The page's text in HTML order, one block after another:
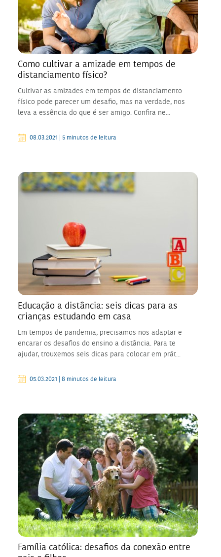
Como cultivar a amizade em tempos de
distanciamento físico?
Cultivar as amizades em tempos de distanciamento
físico pode parecer um desafio, mas na verdade, nos
leva a essência do que é ser amigo. Confira ne...
08.03.2021 | 5 minutos de leitura
Educação a distância: seis dicas para as
crianças estudando em casa
Em tempos de pandemia, precisamos nos adaptar e
encarar os desafios do ensino a distância. Para te
ajudar, trouxemos seis dicas para colocar em prát...
05.03.2021 | 8 minutos de leitura
Família católica: desafios da conexão entre